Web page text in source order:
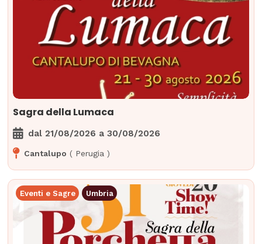
Sagra della Lumaca
dal21/08/2026 a 30/08/2026
Cantalupo ( Perugia )
Eventi e Sagre Umbria